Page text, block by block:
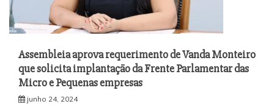
Assembleia aprova requerimento de Vanda Monteiro
que solicita implantação da Frente Parlamentar das
Micro e Pequenas empresas
junho 24, 2024